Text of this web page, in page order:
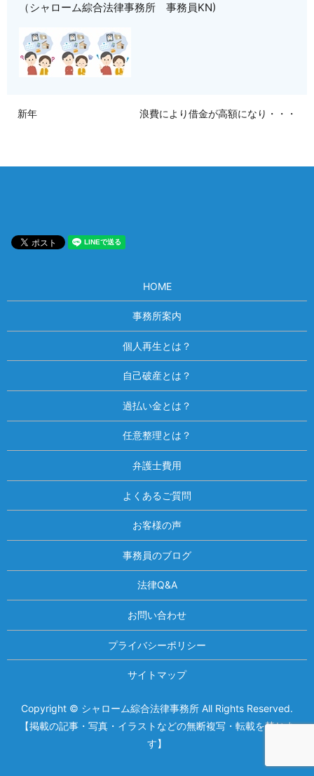
（シャローム綜合法律事務所 事務員KN)
新年 浪費により借金が高額になり・・・
相談は何度でも無料！
電話受付 9:00~22:00
HOME
事務所案内
個人再生とは？
自己破産とは？
過払い金とは？
任意整理とは？
弁護士費用
よくあるご質問
お客様の声
事務員のブログ
法律Q&A
お問い合わせ
プライバシーポリシー
サイトマップ
Copyright © シャローム綜合法律事務所 All Rights Reserved.
【掲載の記事・写真・イラストなどの無断複写・転載を禁じま
す】